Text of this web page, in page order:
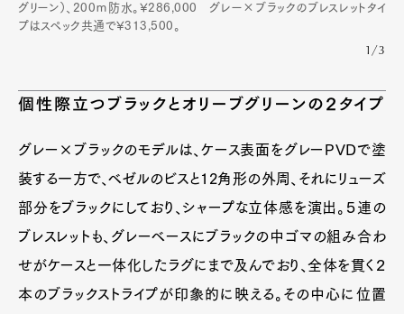
グリーン）、200ｍ防水。¥286,000 グレー×ブラックのブレスレットタイ
プはスペック共通で¥313,500。
1/3
個性際立つブラックとオリーブグリーンの２タイプ
グレー×ブラックのモデルは、ケース表面をグレーPVDで塗
装する一方で、ベゼルのビスと12角形の外周、それにリューズ
部分をブラックにしており、シャープな立体感を演出。５連の
ブレスレットも、グレーベースにブラックの中ゴマの組み合わ
せがケースと一体化したラグにまで及んでおり、全体を貫く２
本のブラックストライプが印象的に映える。その中心に位置